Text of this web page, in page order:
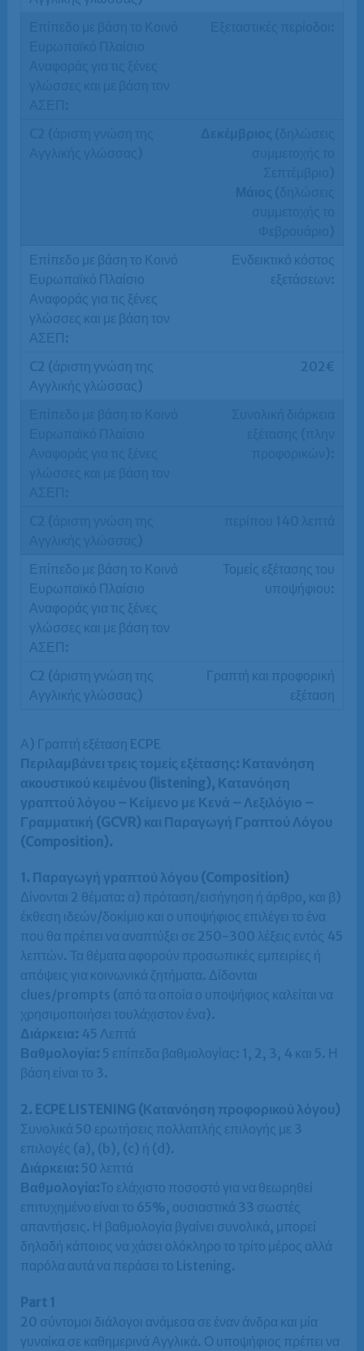
Ενδεικτικό κόστος
εξετάσεων:
202€
Τομείς εξέτασης του
υποψήφιου:
Γραπτή και προφορική
εξέταση
Α) Γραπτή εξέταση ECPE
Περιλαμβάνει τρεις τομείς εξέτασης: Κατανόηση
ακουστικού κειμένου (listening), Κατανόηση
γραπτού λόγου – Κείμενο με Κενά – Λεξιλόγιο –
Γραμματική (GCVR) και Παραγωγή Γραπτού Λόγου
(Composition).
1. Παραγωγή γραπτού λόγου (Composition)
Δίνονται 2 θέματα: α) πρόταση/εισήγηση ή άρθρο, και β)
έκθεση ιδεών/δοκίμιο και ο υποψήφιος επιλέγει το ένα
που θα πρέπει να αναπτύξει σε 250-300 λέξεις εντός 45
λεπτών. Τα θέματα αφορούν προσωπικές εμπειρίες ή
απόψεις για κοινωνικά ζητήματα. Δίδονται
clues/prompts (από τα οποία ο υποψήφιος καλείται να
χρησιμοποιήσει τουλάχιστον ένα).
Διάρκεια: 45 Λεπτά
Βαθμολογία: 5 επίπεδα βαθμολογίας: 1, 2, 3, 4 και 5. Η
βάση είναι το 3.
2. ECPE LISTENING (Κατανόηση προφορικού λόγου)
Συνολικά 50 ερωτήσεις πολλαπλής επιλογής με 3
επιλογές (a), (b), (c) ή (d).
Διάρκεια: 50 λεπτά
Βαθμολογία:Το ελάχιστο ποσοστό για να θεωρηθεί
επιτυχημένο είναι το 65%, ουσιαστικά 33 σωστές
απαντήσεις. Η βαθμολογία βγαίνει συνολικά, μπορεί
δηλαδή κάποιος να χάσει ολόκληρο το τρίτο μέρος αλλά
παρόλα αυτά να περάσει το Listening.
Part 1
20 σύντομοι διάλογοι ανάμεσα σε έναν άνδρα και μία
γυναίκα σε καθημερινά Αγγλικά. Ο υποψήφιος πρέπει να